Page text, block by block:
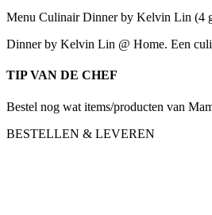
Menu Culinair Dinner by Kelvin Lin (4
Dinner by Kelvin Lin @ Home. Een
TIP VAN DE CHEF
Bestel nog wat items/producten van
BESTELLEN & LEVEREN